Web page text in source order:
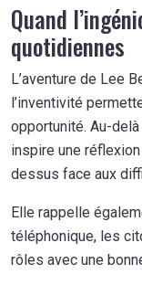
Quand
quotidiennes
L’aventure de Lee
l’inventivité
opportunité. Au-
inspire une
dessus face aux
Elle rappelle
téléphonique, les
rôles avec une